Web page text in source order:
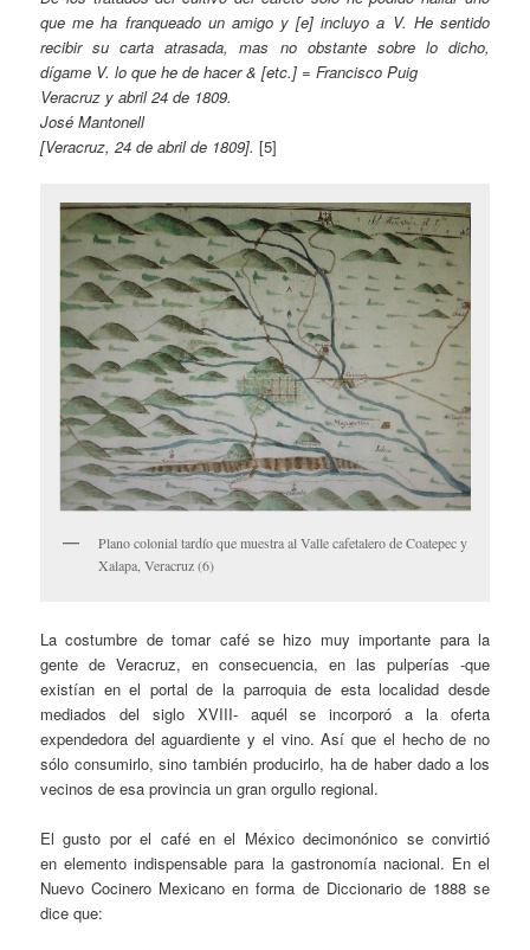
que me ha franqueado un amigo y [e] incluyo a V. He sentido
recibir su carta atrasada, mas no obstante sobre lo dicho,
dígame V. lo que he de hacer & [etc.] = Francisco Puig
Veracruz y abril 24 de 1809.
José Mantonell
[Veracruz, 24 de abril de 1809].[5]
Plano colonial tardío que muestra al Valle cafetalero de Coatepec y
Xalapa, Veracruz (6)
La costumbre de tomar café se hizo muy importante para la
gente de Veracruz, en consecuencia, en las pulperías -que
existían en el portal de la parroquia de esta localidad desde
mediados del siglo XVIII- aquél se incorporó a la oferta
expendedora del aguardiente y el vino. Así que el hecho de no
sólo consumirlo, sino también producirlo, ha de haber dado a los
vecinos de esa provincia un gran orgullo regional.
El gusto por el café en el México decimonónico se convirtió
en elemento indispensable para la gastronomía nacional. En el
Nuevo Cocinero Mexicano en forma de Diccionario de 1888 se
dice que: